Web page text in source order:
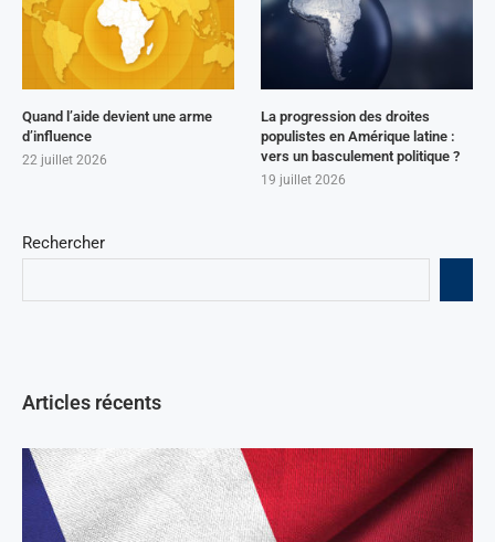
Rechercher
Articles récents
Quand l’aide devient une arme
d’influence
22 juillet 2026
La progression des droites
populistes en Amérique latine :
vers un basculement politique ?
19 juillet 2026